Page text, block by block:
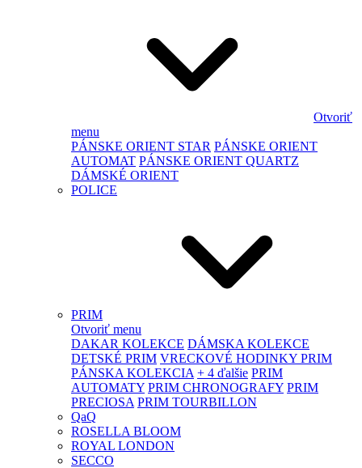
Otvoriť
menu
PÁNSKE ORIENT STAR PÁNSKE ORIENT
AUTOMAT PÁNSKE ORIENT QUARTZ
DÁMSKÉ ORIENT
POLICE
PRIM
Otvoriť menu
DAKAR KOLEKCE DÁMSKA KOLEKCE
DETSKÉ PRIM VRECKOVÉ HODINKY PRIM
PÁNSKA KOLEKCIA + 4 ďalšie PRIM
AUTOMATY PRIM CHRONOGRAFY PRIM
PRECIOSA PRIM TOURBILLON
QaQ
ROSELLA BLOOM
ROYAL LONDON
SECCO